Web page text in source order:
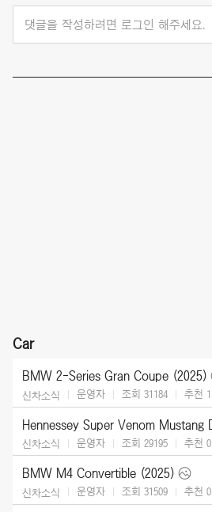
댓글을 작성하려면 로그인 해주세요.
Car
BMW 2-Series Gran Coupe (2025)
신차소식 운영자 조회 31184 추천 1
신차소식 운영자 조회 29195 추천 0
BMW M4 Convertible (2025)
신차소식 운영자 조회 31509 추천 0